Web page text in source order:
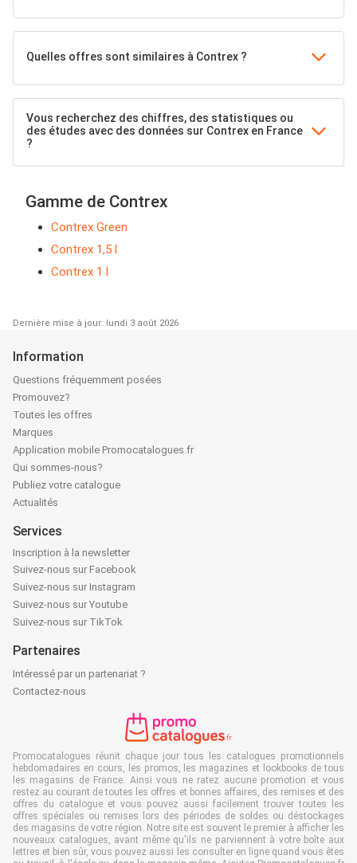
Quelles offres sont similaires à Contrex ?
Vous recherchez des chiffres, des statistiques ou
des études avec des données sur Contrex en France
?
Gamme de Contrex
Contrex Green
Contrex 1,5 l
Contrex 1 l
Dernière mise à jour: lundi 3 août 2026
Information
Questions fréquemment posées
Promouvez?
Toutes les offres
Marques
Application mobile Promocatalogues.fr
Qui sommes-nous?
Publiez votre catalogue
Actualités
Services
Inscription à la newsletter
Suivez-nous sur Facebook
Suivez-nous sur Instagram
Suivez-nous sur Youtube
Suivez-nous sur TikTok
Partenaires
Intéressé par un partenariat ?
Contactez-nous
Promocatalogues réunit chaque jour tous les catalogues promotionnels
hebdomadaires en cours, les promos, les magazines et lookbooks de tous
les magasins de France. Ainsi vous ne ratez aucune promotion et vous
restez au courant de toutes les offres et bonnes affaires, des remises et des
offres du catalogue et vous pouvez aussi facilement trouver toutes les
offres spéciales ou remises lors des périodes de soldes ou déstockages
des magasins de votre région. Notre site est souvent le premier à afficher les
nouveaux catalogues, avant même qu'ils ne parviennent à votre boîte aux
lettres et bien sûr, vous pouvez aussi les consulter en ligne quand vous êtes